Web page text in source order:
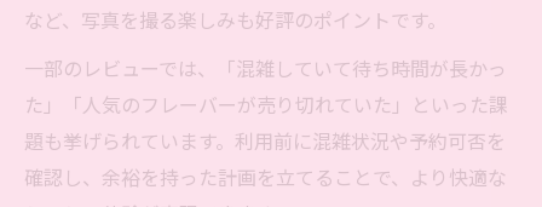
など、写真を撮る楽しみも好評のポイントです。
一部のレビューでは、「混雑していて待ち時間が長かっ
た」「人気のフレーバーが売り切れていた」といった課
題も挙げられています。利用前に混雑状況や予約可否を
確認し、余裕を持った計画を立てることで、より快適な